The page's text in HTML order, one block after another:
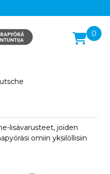
0
lisävarusteet, joiden
omiin yksilöllisiin